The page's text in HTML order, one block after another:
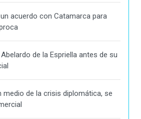
acuerdo con Catamarca para
de la Espriella antes de su
medio de la crisis diplomática, se